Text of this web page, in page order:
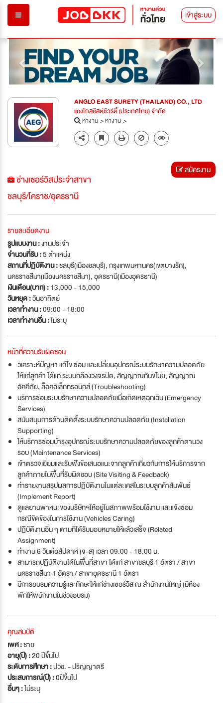
เข้าสู่ระบบ
Previous Next
ANGLO EAST SURETY (THAILAND) CO., LTD
แองโกลอีสต์ชัวร์ตี้ (ประเทศไทย) จำกัด
หางาน>หางาน>
ช่างเซอร์วิสประจำสาขา
ชลบุรี/โคราช/อุดรธานี
สมัครงาน
รายละเอียดงาน
รูปแบบงาน :งานประจำ
จำนวนที่รับ :5 ตำแหน่ง
สถานที่ปฏิบัติงาน :ชลบุรี(เมืองชลบุรี), กรุงเทพมหานคร(เขตบางรัก),
นครราชสีมา(เมืองนครราชสีมา), อุดรธานี(เมืองอุดรธานี)
เงินเดือน(บาท) :13,000 - 15,000
วันหยุด :วันอาทิตย์
เวลาทำงาน :09:00 - 18:00
เวลาทำงานอื่น :ไม่ระบุ
หน้าที่ความรับผิดชอบ
วิเคราะห์ปัญหา แก้ไข ซ่อม และเปลี่ยนอุปกรณ์ระบบรักษาความปลอดภัย
ให้แก่ลูกค้า ได้แก่ ระบบกล้องวงจรปิด, สัญญาณกันขโมย, สัญญาณ
อัคคีภัย, ล็อคอิเล็กทรอนิกส์ (Troubleshooting)
บริการซ่อมระบบรักษาความปลอดภัยเมื่อเกิดเหตุฉุกเฉิน (Emergency
Services)
สนับสนุนการด้านติดตั้งระบบรักษาความปลอดภัย (Installation
Supporting)
ให้บริการซ่อมบำรุงอุปกรณ์ระบบรักษาความปลอดภัยของลูกค้าตามวง
รอบ (Maintenance Services)
เข้าตรวจเยี่ยมและรับฟังข้อเสนอแนะจากลูกค้าเกี่ยวกับการให้บริการจาก
ลูกค้าภายในพื้นที่รับผิดชอบ (Site Visiting & Feedback)
ทำรายงานสรุปผลการปฏิบัติงานในแต่ละเคสในระบบลูกค้าสัมพันธ์
(Implement Report)
ดูแลยานพาหนะของบริษัทฯให้อยู่ในสภาพพร้อมใช้งาน และแจ้งซ่อม
กรณีขัดข้องในการใช้งาน (Vehicles Caring)
ปฏิบัติงานอื่น ๆ ตามที่ได้รับมอบหมายให้แล้วเสร็จ (Related
Assignment)
ทำงาน 6 วันต่อสัปดาห์ (จ-ส) เวลา 09.00 - 18.00 น.
สามารถปฏิบัติงานได้ในพื้นที่สาขา ได้แก่ สาขาชลบุรี 1 อัตรา / สาขา
นครราชสีมา 1 อัตรา / สาขาอุดรธานี 1 อัตรา
มีการอบรมความรู้และทักษะให้แก่ช่างเซอร์วิส ณ สำนักงานใหญ่ (มีห้อง
พักให้พนักงานในช่วงอบรม)
คุณสมบัติ
เพศ :ชาย
อายุ(ปี) :20 ปีขึ้นไป
ระดับการศึกษา :ปวช. - ปริญญาตรี
ประสบการณ์(ปี) :0ปีขึ้นไป
อื่นๆ :ไม่ระบุ